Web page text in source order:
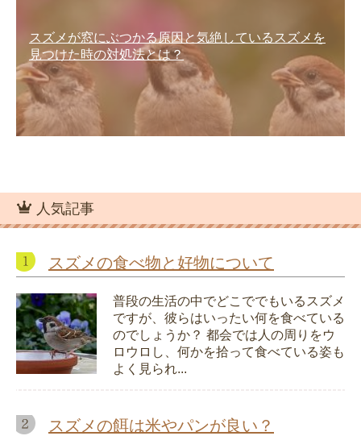
スズメが窓にぶつかる原因と気絶しているスズメを
見つけた時の対処法とは？
人気記事
スズメの食べ物と好物について
普段の生活の中でどこででもいるスズメ
ですが、彼らはいったい何を食べている
のでしょうか？ 都会では人の周りをウ
ロウロし、何かを拾って食べている姿も
よく見られ...
スズメの餌は米やパンが良い？